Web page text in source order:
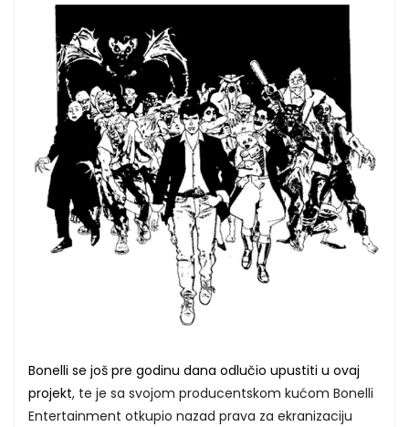
Bonelli se još pre godinu dana odlučio upustiti u ovaj
projekt, te je sa svojom producentskom kućom Bonelli
Entertainment otkupio nazad prava za ekranizaciju